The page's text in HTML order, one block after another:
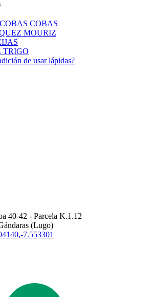
COBAS
MOURIZ
TRIGO
de usar lápidas?
40-42 - Parcela K.1.12
(Lugo)
7.553301